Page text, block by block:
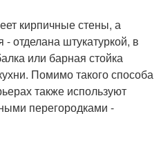
кирпичные стены, а
отделана штукатуркой, в
или барная стойка
Помимо такого способа
также используют
перегородками -